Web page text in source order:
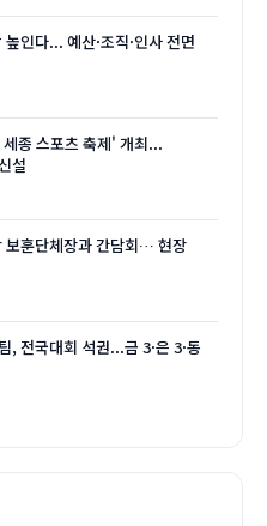
인다... 예산·조직·인사 전면
종 스포츠 축제' 개최...
설
보훈단체장과 간담회… 현장
, 전국대회 석권...금 3·은 3·동